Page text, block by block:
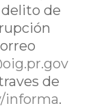
de
de
informa.